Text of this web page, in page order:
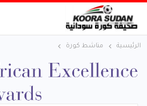
الرئيسية مناشط كورة